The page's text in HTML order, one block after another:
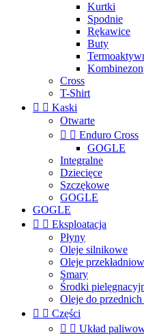
Kurtki
Spodnie
Rękawice
Buty
Cross
T-Shirt
  Kaski
Otwarte
  Enduro Cross
GOGLE
Integralne
Dziecięce
Szczękowe
GOGLE
GOGLE
  Eksploatacja
Płyny
Oleje silnikowe
Oleje
Smary
Środki
Oleje do przednich
  Części
  Układ